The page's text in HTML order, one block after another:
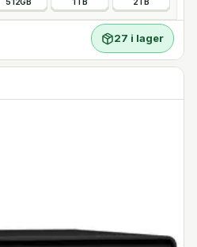
27 i lager